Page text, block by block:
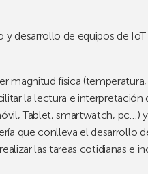
desarrollo de equipos de
magnitud física
la lectura e interpretación
Tablet, smartwatch, pc…)
que conlleva el desarrollo
las tareas cotidianas e